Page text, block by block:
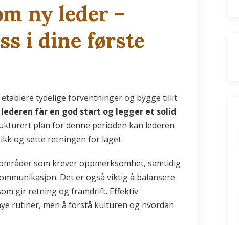
ny leder –
i dine første
tydelige forventninger og bygge tillit
får en god start og legger et solid
plan for denne perioden kan lederen
og sette retningen for laget.
som krever oppmerksomhet, samtidig
Det er også viktig å balansere
gir retning og framdrift. Effektiv
rutiner, men å forstå kulturen og hvordan